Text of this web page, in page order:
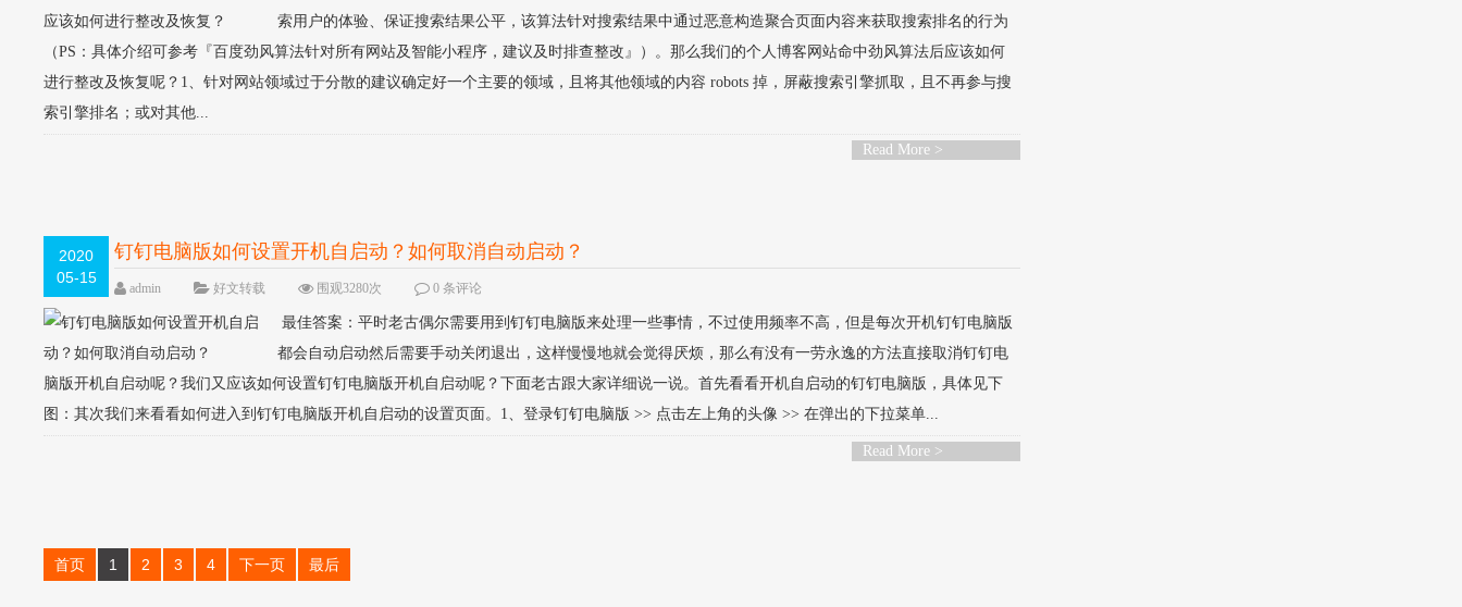
索用户的体验、保证搜索结果公平，该算法针对搜索结果中通过恶意构造聚合页面内容来获取搜索排名的行为
（PS：具体介绍可参考『百度劲风算法针对所有网站及智能小程序，建议及时排查整改』）。那么我们的个人博客网站命中劲风算法后应该如何
进行整改及恢复呢？1、针对网站领域过于分散的建议确定好一个主要的领域，且将其他领域的内容 robots 掉，屏蔽搜索引擎抓取，且不再参与搜
索引擎排名；或对其他...
Read More >
2020
05-15
钉钉电脑版如何设置开机自启动？如何取消自动启动？
admin 好文转载 围观3280次 0 条评论
最佳答案：平时老古偶尔需要用到钉钉电脑版来处理一些事情，不过使用频率不高，但是每次开机钉钉电脑版
都会自动启动然后需要手动关闭退出，这样慢慢地就会觉得厌烦，那么有没有一劳永逸的方法直接取消钉钉电
脑版开机自启动呢？我们又应该如何设置钉钉电脑版开机自启动呢？下面老古跟大家详细说一说。首先看看开机自启动的钉钉电脑版，具体见下
图：其次我们来看看如何进入到钉钉电脑版开机自启动的设置页面。1、登录钉钉电脑版 >> 点击左上角的头像 >> 在弹出的下拉菜单...
Read More >
首页 1 2 3 4 下一页 最后